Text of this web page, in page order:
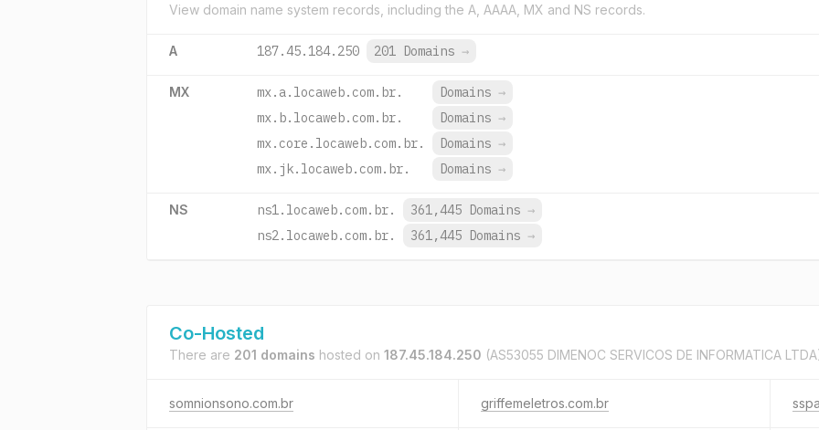
View domain name system records, including the A, AAAA, MX and NS records.
A 187.45.184.250 201 Domains →
MX mx.a.locaweb.com.br. Domains →
mx.b.locaweb.com.br.
Domains →
mx.core.locaweb.com.br.
Domains →
mx.jk.locaweb.com.br.
Domains →
NS ns1.locaweb.com.br. 361,445 Domains →
ns2.locaweb.com.br.
361,445 Domains →
Co-Hosted
There are 201 domains hosted on 187.45.184.250 (AS53055 DIMENOC SERVICOS DE INFORMATICA
somnionsono.com.br griffemeletros.com.br